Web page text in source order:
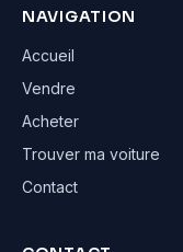
NAVIGATION
Accueil
Vendre
Acheter
Trouver ma voiture
Contact